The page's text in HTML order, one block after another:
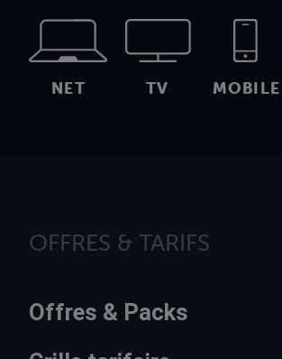
NET TV MOBILE
OFFRES & TARIFS
Offres & Packs